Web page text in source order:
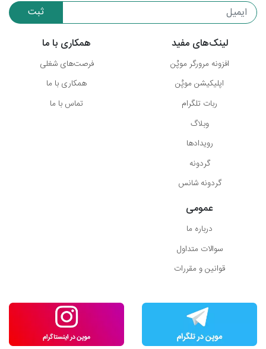
ثبت
لینک‌های مفید
افزونه مرورگر موپُن
اپلیکیشن موپُن
ربات تلگرام
وبلاگ
رویدادها
گردونه
گردونه شانس
همکاری با ما
فرصت‌های شغلی
همکاری با ما
تماس با ما
عمومی
درباره ما
سوالات متداول
قوانین و مقررات